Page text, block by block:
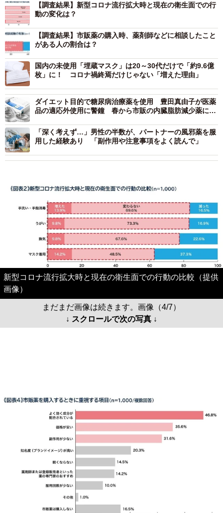
【調査結果】新型コロナ流行拡大時と現在の衛生面での行
動の変化は？
【調査結果】市販薬の購入時、薬剤師などに相談したこと
がある人の割合は？
国内の未使用「埋蔵マスク」は20～30代だけで「約9.6億
枚」に！ コロナ禍終焉だけじゃない「増えた理由」
ダイエット目的で糖尿病治療薬を使用 豊田真由子が医薬
品の適応外使用に警鐘 春から市販の内臓脂肪減少薬にも
「深く考えず…」男性の半数が、パートナーの風邪薬を服
用した経験あり 「副作用や注意事項をよく読んで」
新型コロナ流行拡大時と現在の衛生面での行動の比較（提供
画像）
まだまだ画像は続きます。画像（4/7）
↓ スクロールで次の写真 ↓